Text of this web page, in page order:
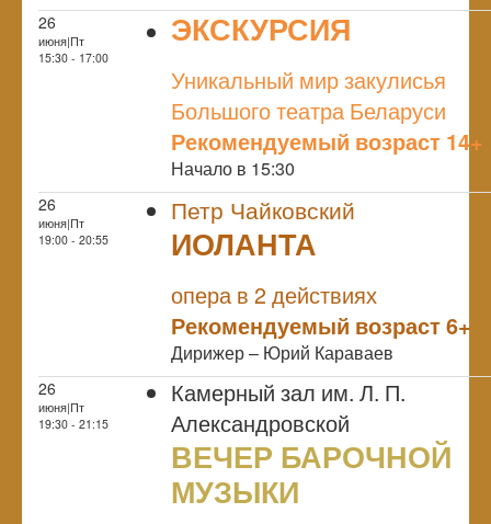
26
июня|Пт
15:30 - 17:00
ЭКСКУРСИЯ
Уникальный мир закулисья
Большого театра Беларуси
Рекомендуемый возраст 14+
Начало в 15:30
26
июня|Пт
19:00 - 20:55
Петр Чайковский
ИОЛАНТА
опера в 2 действиях
Рекомендуемый возраст 6+
Дирижер – Юрий Караваев
26
июня|Пт
19:30 - 21:15
Камерный зал им. Л. П.
Александровской
ВЕЧЕР БАРОЧНОЙ
МУЗЫКИ